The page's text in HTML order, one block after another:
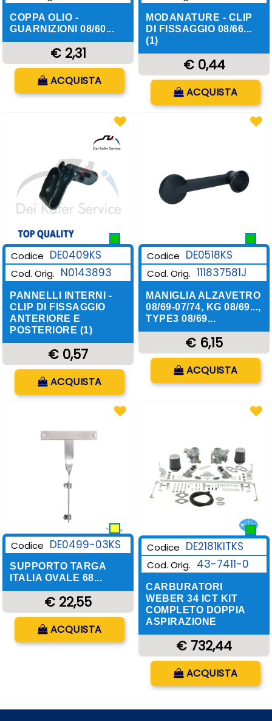
COPPA OLIO -
GUARNIZIONI 08/60...
€ 2,31
ACQUISTA
MODANATURE - CLIP
DI FISSAGGIO 08/66...
(1)
€ 0,44
ACQUISTA
Codice DE0409KS
Cod. Orig. N0143893
PANNELLI INTERNI -
CLIP DI FISSAGGIO
ANTERIORE E
POSTERIORE (1)
€ 0,57
Quantità
ACQUISTA
Codice DE0518KS
Cod. Orig. 111837581J
MANIGLIA ALZAVETRO
08/69-07/74, KG 08/69...,
TYPE3 08/69...
€ 6,15
Quantità
ACQUISTA
Codice DE0499-03KS
SUPPORTO TARGA
ITALIA OVALE 68...
€ 22,55
Quantità
ACQUISTA
Codice DE2181KITKS
Cod. Orig. 43-7411-0
CARBURATORI
WEBER 34 ICT KIT
COMPLETO DOPPIA
ASPIRAZIONE
€ 732,44
ACQUISTA